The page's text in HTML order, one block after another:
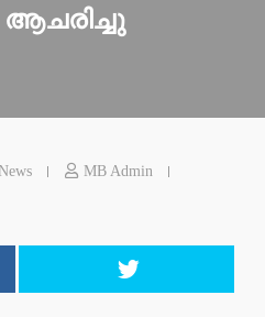
ആചരിച്ചു
MB Admin